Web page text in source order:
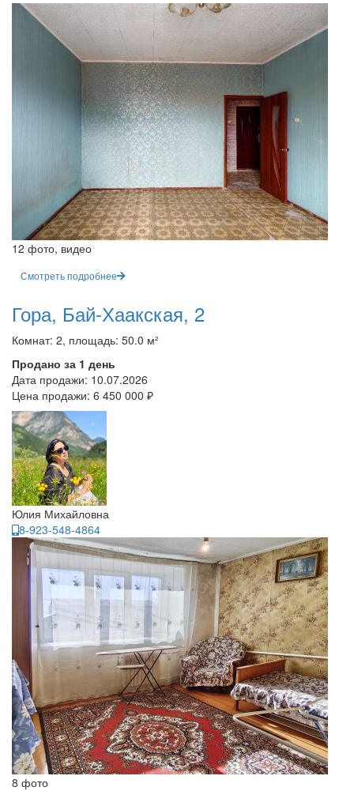
12 фото, видео
Смотреть подробнее
Гора, Бай-Хаакская, 2
Комнат: 2, площадь: 50.0 м²
Продано за 1 день
Дата продажи: 10.07.2026
Цена продажи: 6 450 000 ₽
Юлия Михайловна
8-923-548-4864
8 фото